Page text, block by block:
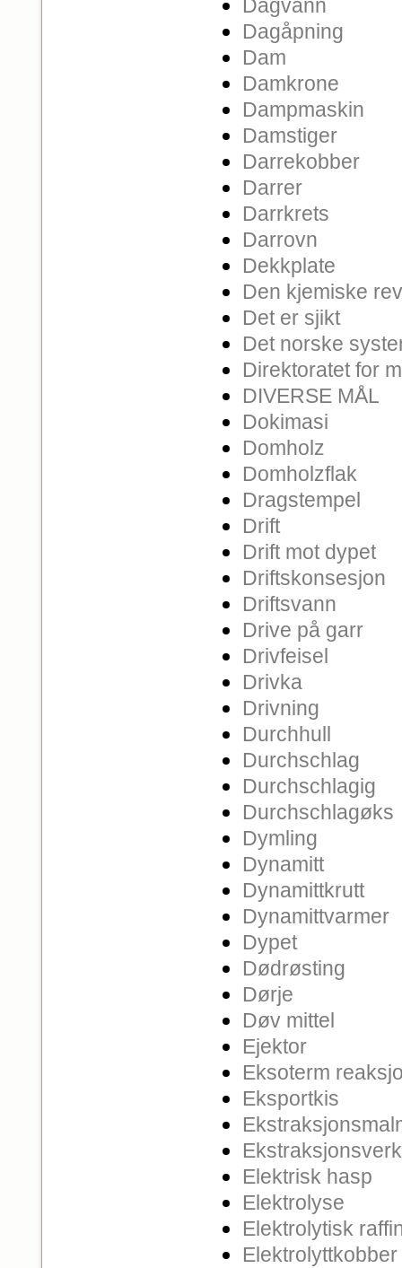
Dagvann
Dagåpning
Dam
Damkrone
Dampmaskin
Damstiger
Darrekobber
Darrer
Darrkrets
Darrovn
Dekkplate
Den kjemiske
Det er sjikt
Det norske
Direktoratet for
DIVERSE MÅL
Dokimasi
Domholz
Domholzflak
Dragstempel
Drift
Drift mot dypet
Driftskonsesjon
Driftsvann
Drive på garr
Drivfeisel
Drivka
Drivning
Durchhull
Durchschlag
Durchschlagig
Durchschlagøks
Dymling
Dynamitt
Dynamittkrutt
Dynamittvarmer
Dypet
Dødrøsting
Dørje
Døv mittel
Ejektor
Eksoterm
Eksportkis
Ekstraksjonsverk
Elektrisk hasp
Elektrolyse
Elektrolytisk
Elektrolyttkobber